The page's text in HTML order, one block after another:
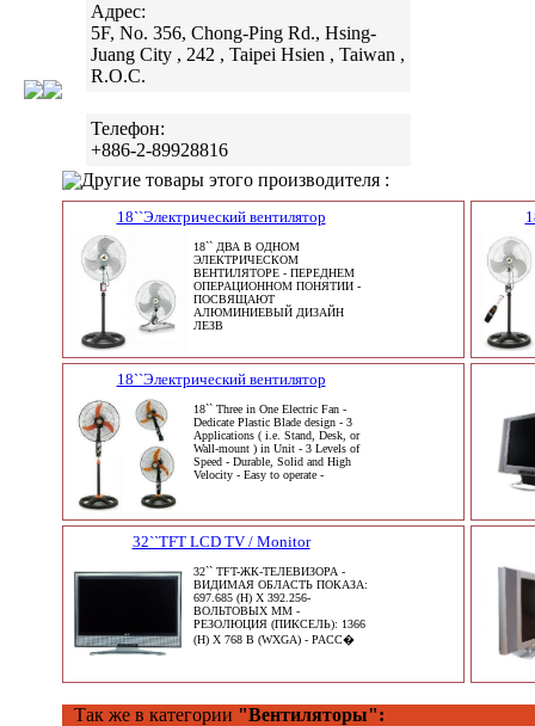
Адрес:
5F, No. 356, Chong-Ping Rd., Hsing-
Juang City , 242 , Taipei Hsien , Taiwan ,
R.O.C.
Телефон:
+886-2-89928816
Другие товары этого производителя :
18``Электрический вентилятор
18`` ДВА В ОДНОМ
ЭЛЕКТРИЧЕСКОМ
ВЕНТИЛЯТОРЕ - ПЕРЕДНЕМ
ОПЕРАЦИОННОМ ПОНЯТИИ -
ПОСВЯЩАЮТ
АЛЮМИНИЕВЫЙ ДИЗАЙН
ЛЕЗВ
18``Электрический вентилятор
18`` Three in One Electric Fan -
Dedicate Plastic Blade design - 3
Applications ( i.e. Stand, Desk, or
Wall-mount ) in Unit - 3 Levels of
Speed - Durable, Solid and High
Velocity - Easy to operate -
32``TFT LCD TV / Monitor
32`` TFT-ЖК-ТЕЛЕВИЗОРА -
ВИДИМАЯ ОБЛАСТЬ ПОКАЗА:
697.685 (H) X 392.256-
ВОЛЬТОВЫХ MM -
РЕЗОЛЮЦИЯ (ПИКСЕЛЬ): 1366
(H) X 768 В (WXGA) - РАСС�
Так же в категории "Вентиляторы":